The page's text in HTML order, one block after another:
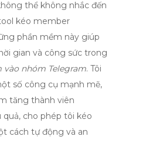
thể không nhắc đến
kéo member
phần mềm này giúp
gian và công sức trong
vào nhóm Telegram. Tôi
số công cụ mạnh mẽ,
tăng thành viên
quả, cho phép tôi kéo
cách tự động và an